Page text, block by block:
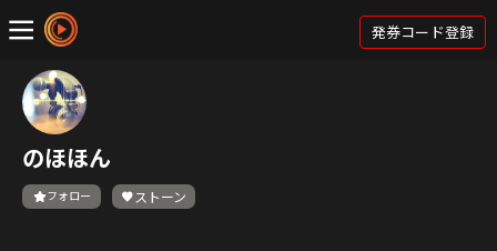
発券コード登録
のほほん
フォロー ストーン